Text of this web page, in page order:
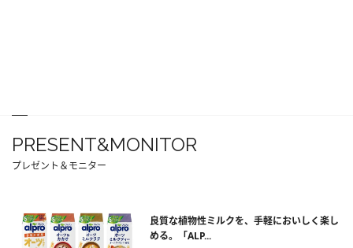
PRESENT&MONITOR
プレゼント＆モニター
良質な植物性ミルクを、手軽においしく楽し
める。「ALP...